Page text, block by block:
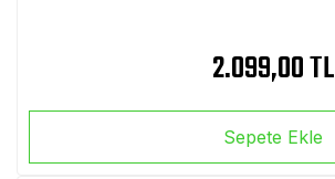
2.099,00 TL
Sepete Ekle